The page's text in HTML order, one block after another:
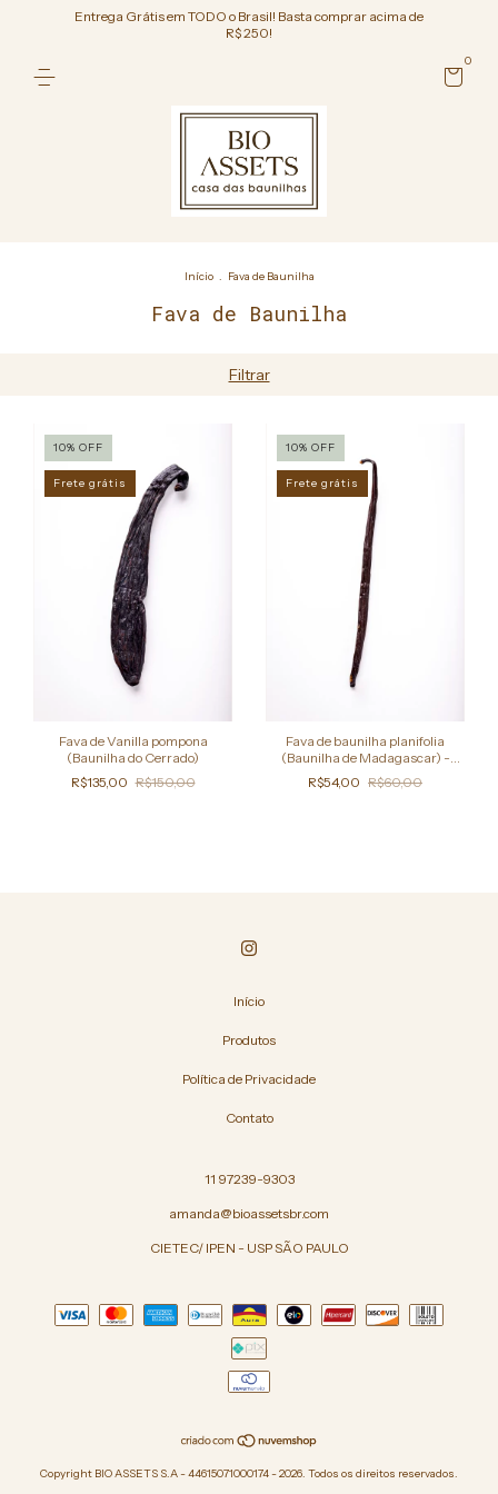
Entrega Grátis em TODO o Brasil! Basta comprar acima de
R$ 250!
0
Início . Fava de Baunilha
Fava de Baunilha
Filtrar
10% OFF
Frete grátis
Fava de Vanilla pompona
(Baunilha do Cerrado)
R$135,00 R$150,00
10% OFF
Frete grátis
Fava de baunilha planifolia
(Baunilha de Madagascar) -
Grade A
R$54,00 R$60,00
Início
Produtos
Política de Privacidade
Contato
11 97239-9303
amanda@bioassetsbr.com
CIETEC/ IPEN - USP SÃO PAULO
Copyright BIO ASSETS S.A - 44615071000174 - 2026. Todos os direitos reservados.